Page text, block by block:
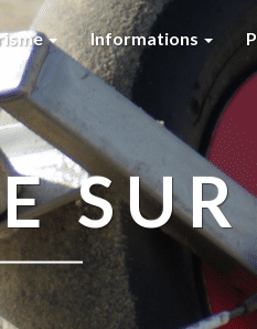
Informations